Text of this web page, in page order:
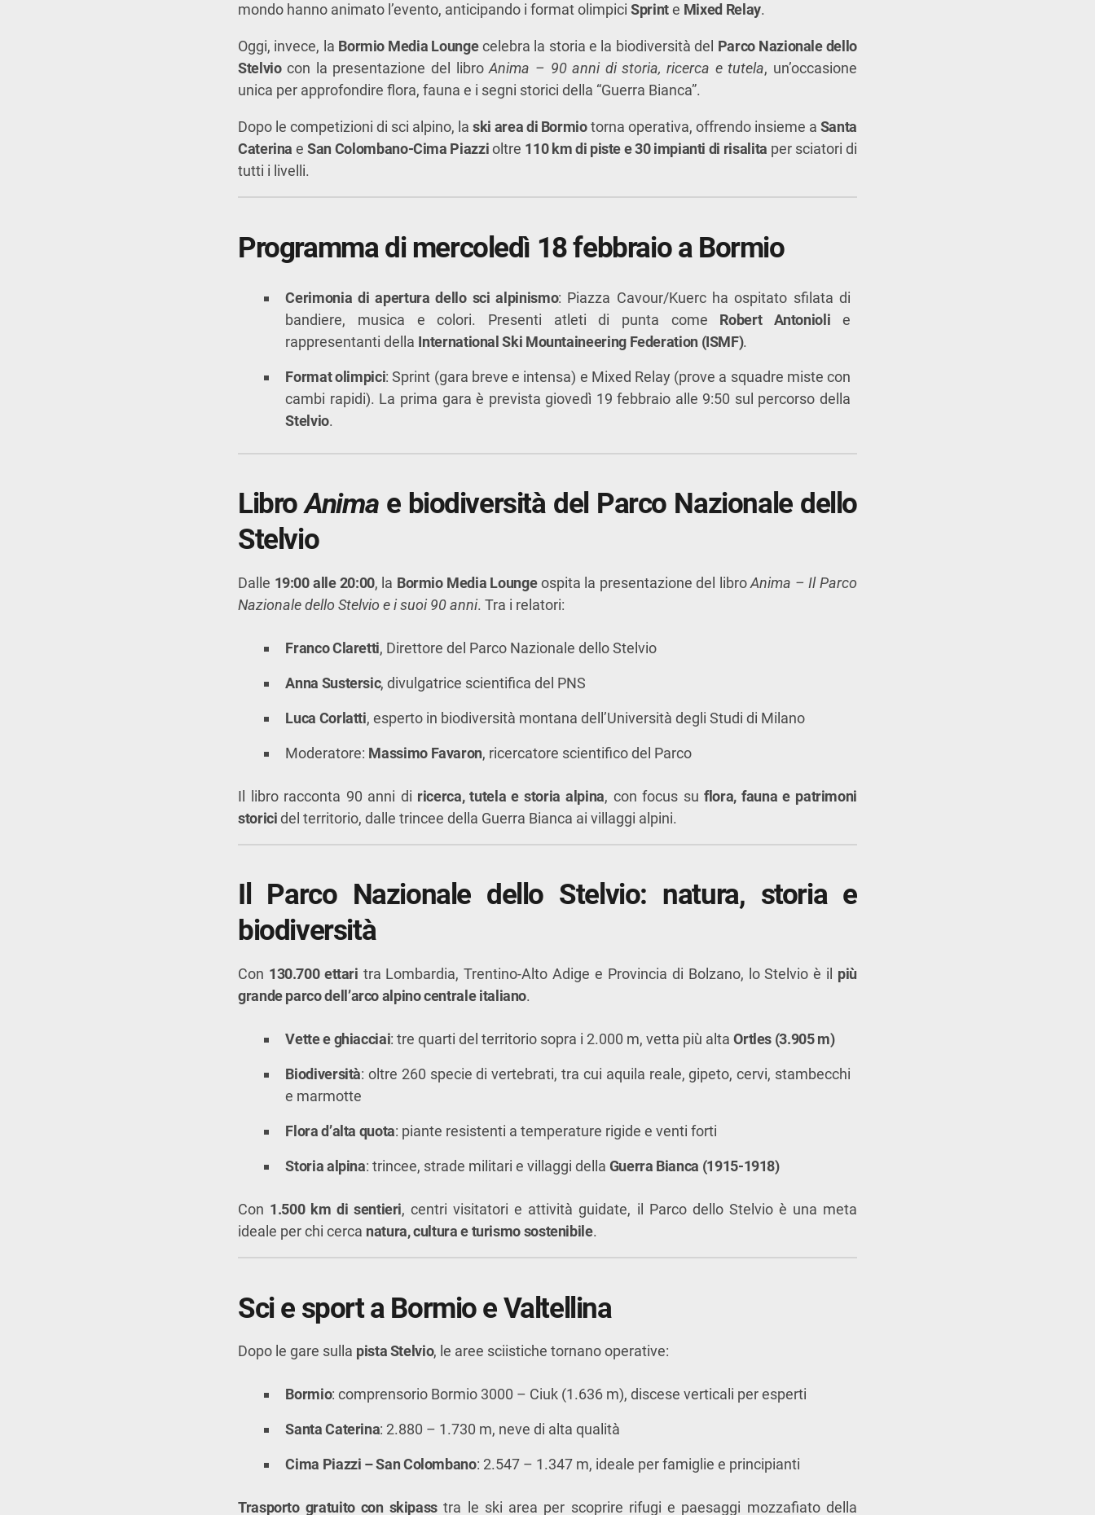
mondo hanno animato l’evento, anticipando i format olimpici Sprinte Mixed Relay.
Oggi, invece, la Bormio Media Loungecelebra la storia e la biodiversità del Parco Nazionale dello
Stelviocon la presentazione del libroAnima – 90 anni di storia, ricerca e tutela, un’occasione
unica per approfondire flora, fauna e i segni storici della “Guerra Bianca”.
Dopo le competizioni di sci alpino, laski area di Bormiotorna operativa, offrendo insieme a Santa
Caterina eSan Colombano-Cima Piazzioltre 110 km di piste e 30 impianti di risalita per sciatori di
tutti i livelli.
Programma di mercoledì 18 febbraio a Bormio
Cerimonia di apertura dello sci alpinismo: Piazza Cavour/Kuerc ha ospitato sfilata di
bandiere, musica e colori. Presenti atleti di punta come Robert Antonioli e
rappresentanti della International Ski Mountaineering Federation (ISMF).
Format olimpici: Sprint (gara breve e intensa) e Mixed Relay (prove a squadre miste con
cambi rapidi). La prima gara è prevista giovedì 19 febbraio alle 9:50 sul percorso della
Stelvio.
LibroAnimae biodiversità del Parco Nazionale dello
Stelvio
Dalle 19:00 alle 20:00, la Bormio Media Loungeospita la presentazione del libroAnima – Il Parco
Nazionale dello Stelvio e i suoi 90 anni. Tra i relatori:
Franco Claretti, Direttore del Parco Nazionale dello Stelvio
Anna Sustersic, divulgatrice scientifica del PNS
Luca Corlatti, esperto in biodiversità montana dell’Università degli Studi di Milano
Moderatore: Massimo Favaron, ricercatore scientifico del Parco
Il libro racconta 90 anni di ricerca, tutela e storia alpina, con focus suflora, fauna e patrimoni
storicidel territorio, dalle trincee della Guerra Bianca ai villaggi alpini.
Il Parco Nazionale dello Stelvio: natura, storia e
biodiversità
Con 130.700 ettari tra Lombardia, Trentino-Alto Adige e Provincia di Bolzano, lo Stelvio è il più
grande parco dell’arco alpino centrale italiano.
Vette e ghiacciai: tre quarti del territorio sopra i 2.000 m, vetta più altaOrtles (3.905 m)
Biodiversità: oltre 260 specie di vertebrati, tra cui aquila reale, gipeto, cervi, stambecchi
e marmotte
Flora d’alta quota: piante resistenti a temperature rigide e venti forti
Storia alpina: trincee, strade militari e villaggi della Guerra Bianca (1915-1918)
Con 1.500 km di sentieri, centri visitatori e attività guidate, il Parco dello Stelvio è una meta
ideale per chi cerca natura, cultura e turismo sostenibile.
Sci e sport a Bormio e Valtellina
Dopo le gare sulla pista Stelvio, le aree sciistiche tornano operative:
Bormio: comprensorio Bormio 3000 – Ciuk (1.636 m), discese verticali per esperti
Santa Caterina: 2.880 – 1.730 m, neve di alta qualità
Cima Piazzi – San Colombano: 2.547 – 1.347 m, ideale per famiglie e principianti
Trasporto gratuito con skipass tra le ski area per scoprire rifugi e paesaggi mozzafiato della